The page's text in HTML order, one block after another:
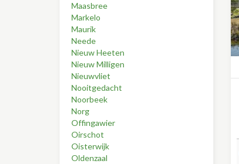
Maasbree
Markelo
Maurik
Neede
Nieuw Heeten
Nieuw Milligen
Nieuwvliet
Nooitgedacht
Noorbeek
Norg
Offingawier
Oirschot
Oisterwijk
Oldenzaal